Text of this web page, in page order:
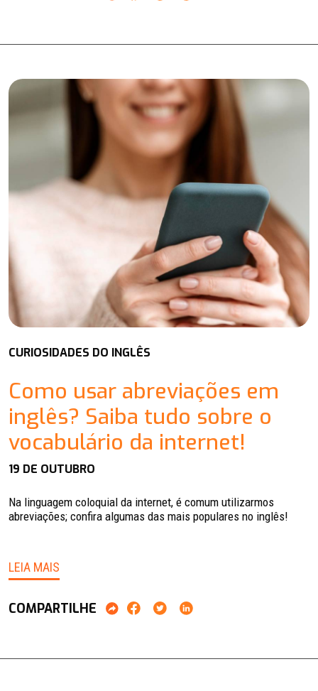
CURIOSIDADES DO INGLÊS
Como usar abreviações em
inglês? Saiba tudo sobre o
vocabulário da internet!
19 DE OUTUBRO
Na linguagem coloquial da internet, é comum utilizarmos
abreviações; confira algumas das mais populares no inglês!
LEIA MAIS
COMPARTILHE